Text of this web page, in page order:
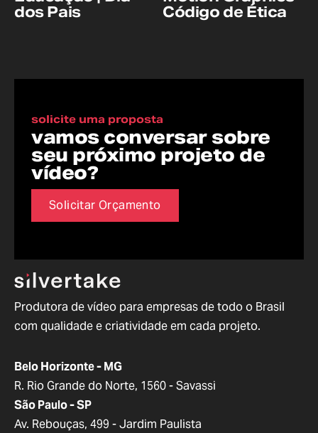
dos Pais
Código de Ética
solicite uma proposta
vamos conversar sobre
seu próximo projeto de
vídeo?
Solicitar Orçamento
Produtora de vídeo para empresas de todo o Brasil
com qualidade e criatividade em cada projeto.
Belo Horizonte - MG
R. Rio Grande do Norte, 1560 - Savassi
São Paulo - SP
Av. Rebouças, 499 - Jardim Paulista